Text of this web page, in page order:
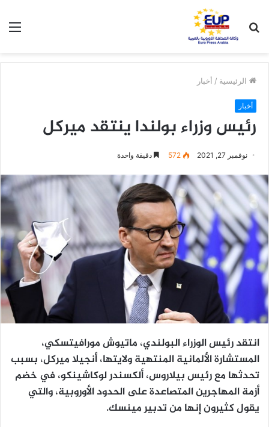
عن
الرئيسية / أخبار
أخبار
رئيس وزراء بولندا ينتقد ميركل
نوفمبر 27, 2021 572 دقيقة واحدة
انتقد رئيس الوزراء البولندي، ماتيوش مورافيتسكي،
المستشارة الألمانية المنتهية ولايتها، أنجيلا ميركل، بسبب
تحدثها مع رئيس بيلاروس، ألكسندر لوكاشينكو، في خضم
أزمة المهاجرين المتصاعدة على الحدود الأوروبية، والتي
يقول كثيرون إنها من تدبير مينسك.